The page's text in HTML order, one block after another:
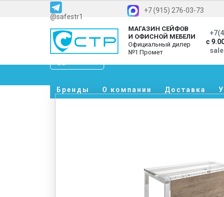
@safestr1
+7 (915) 276-03-73
МАГАЗИН СЕЙФОВ
И ОФИСНОЙ МЕБЕЛИ
Официальный дилер
№1 Промет
с
Бренды О компании Доставка